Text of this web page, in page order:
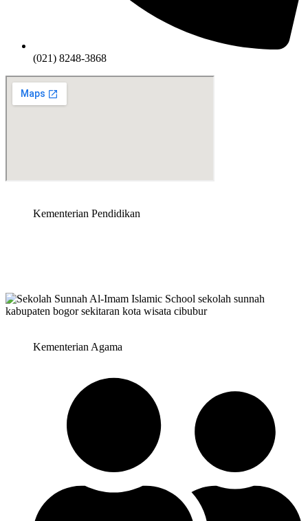
(021) 8248-3868
Kementerian Pendidikan
Kementerian Agama